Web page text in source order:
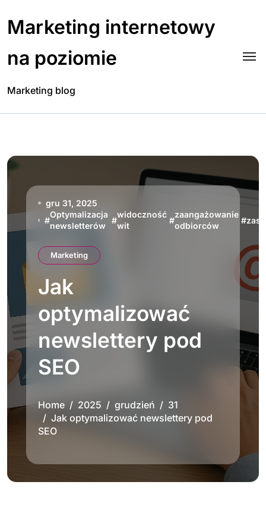
content
Marketing internetowy
na poziomie
Marketing blog
gru 31, 2025
#
Optymalizacja
newsletterów
#
widoczność
wit
#
zaangażowanie
odbiorców
#
Marketing
Jak
optymalizować
newslettery pod
SEO
Home 2025 grudzień
31
Jak optymalizować newslettery pod
SEO